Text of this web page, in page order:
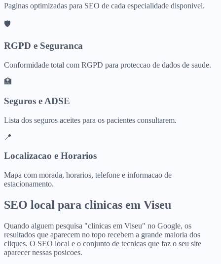
Paginas optimizadas para SEO de cada especialidade disponivel.
🛡️
RGPD e Seguranca
Conformidade total com RGPD para proteccao de dados de saude.
🏥
Seguros e ADSE
Lista dos seguros aceites para os pacientes consultarem.
📍
Localizacao e Horarios
Mapa com morada, horarios, telefone e informacao de
estacionamento.
SEO local para clinicas em Viseu
Quando alguem pesquisa "clinicas em Viseu" no Google, os
resultados que aparecem no topo recebem a grande maioria dos
cliques. O SEO local e o conjunto de tecnicas que faz o seu site
aparecer nessas posicoes.